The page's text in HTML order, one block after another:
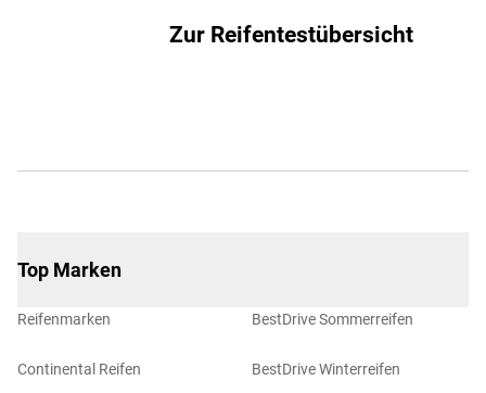
Zur Reifentestübersicht
Top Marken
Reifenmarken
Continental Reifen
BestDrive Sommerreifen
BestDrive Winterreifen